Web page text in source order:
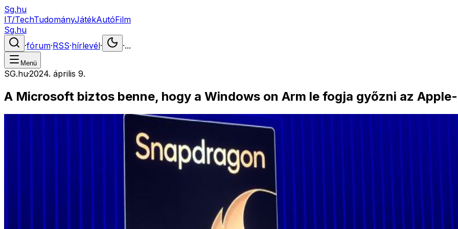
Sg.hu
IT/TechTudományJátékAutóFilm
Sg.hu
·fórum·RSS·hírlevél· ·...
Menü
SG.hu·2024. április 9.
A Microsoft biztos benne, hogy a Windows on Arm le fogja győzni az